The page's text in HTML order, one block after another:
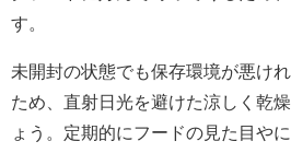
す。
未開封の状態でも保存環境が悪け
ため、直射日光を避けた涼しく乾
ょう。定期的にフードの見た目や